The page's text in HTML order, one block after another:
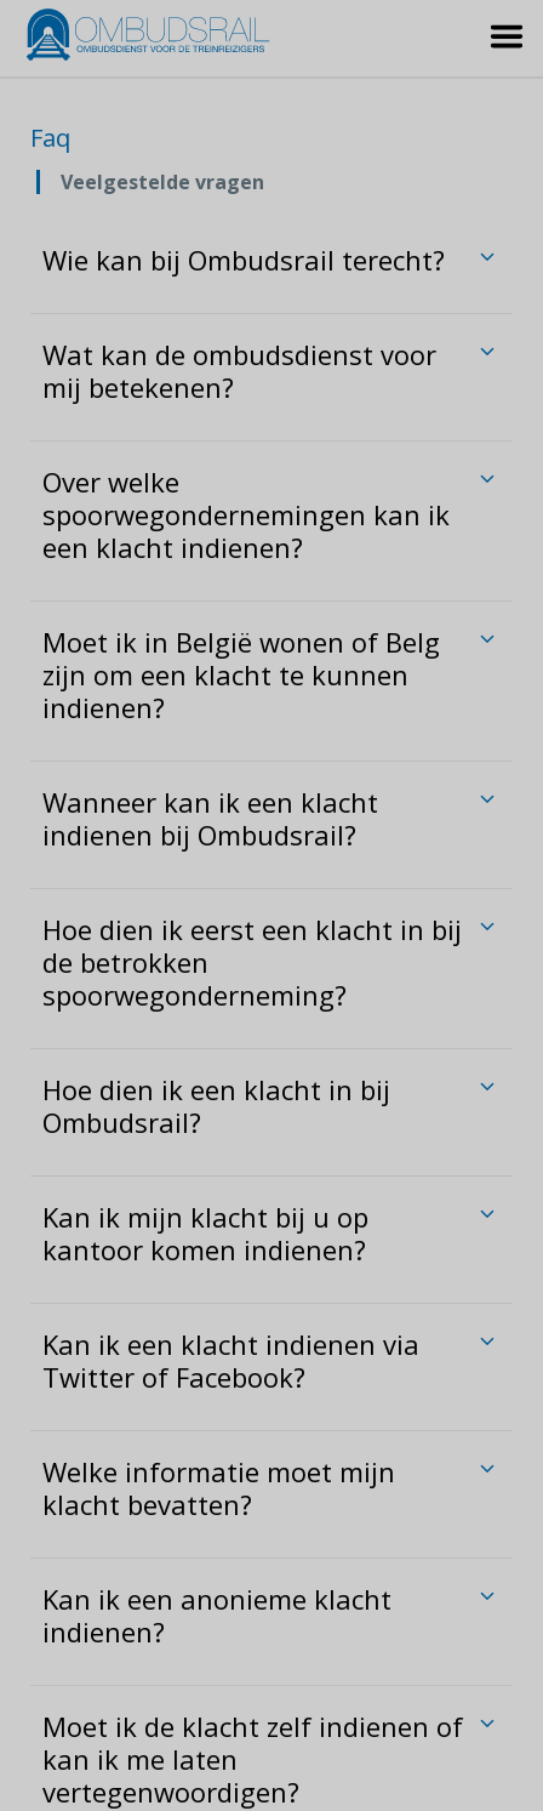
Faq
Veelgestelde vragen
Wie kan bij Ombudsrail terecht?
Wat kan de ombudsdienst voor
mij betekenen?
Over welke
spoorwegondernemingen kan ik
een klacht indienen?
Moet ik in België wonen of Belg
zijn om een klacht te kunnen
indienen?
Wanneer kan ik een klacht
indienen bij Ombudsrail?
Hoe dien ik eerst een klacht in bij
de betrokken
spoorwegonderneming?
Hoe dien ik een klacht in bij
Ombudsrail?
Kan ik mijn klacht bij u op
kantoor komen indienen?
Kan ik een klacht indienen via
Twitter of Facebook?
Welke informatie moet mijn
klacht bevatten?
Kan ik een anonieme klacht
indienen?
Moet ik de klacht zelf indienen of
kan ik me laten
vertegenwoordigen?